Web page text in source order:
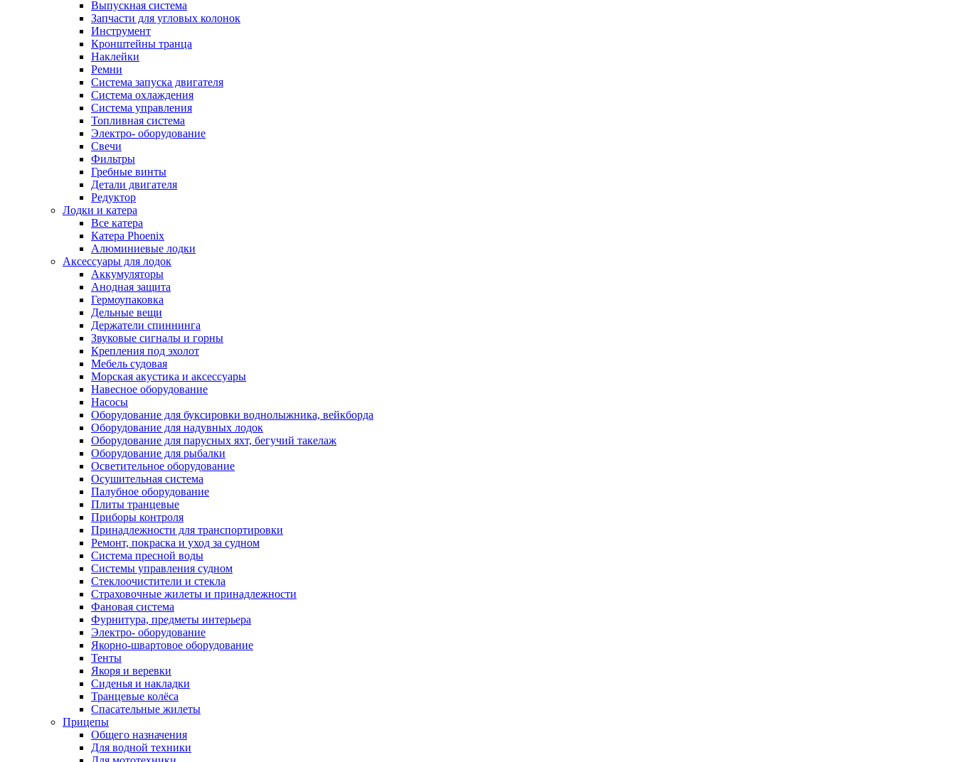
Выпускная система
Запчасти для угловых колонок
Инструмент
Кронштейны транца
Наклейки
Ремни
Система запуска двигателя
Система охлаждения
Система управления
Топливная система
Электро- оборудование
Свечи
Фильтры
Гребные винты
Детали двигателя
Редуктор
Лодки и катера
Все катера
Катера Phoenix
Алюминиевые лодки
Аксессуары для лодок
Аккумуляторы
Анодная защита
Гермоупаковка
Дельные вещи
Держатели спиннинга
Звуковые сигналы и горны
Крепления под эхолот
Мебель судовая
Морская акустика и аксессуары
Навесное оборудование
Насосы
Оборудование для буксировки воднолыжника, вейкборда
Оборудование для надувных лодок
Оборудование для парусных яхт, бегучий такелаж
Оборудование для рыбалки
Осветительное оборудование
Осушительная система
Палубное оборудование
Плиты транцевые
Приборы контроля
Принадлежности для транспортировки
Ремонт, покраска и уход за судном
Система пресной воды
Системы управления судном
Стеклоочистители и стекла
Страховочные жилеты и принадлежности
Фановая система
Фурнитура, предметы интерьера
Электро- оборудование
Якорно-швартовое оборудование
Тенты
Якоря и веревки
Сиденья и накладки
Транцевые колёса
Спасательные жилеты
Прицепы
Общего назначения
Для водной техники